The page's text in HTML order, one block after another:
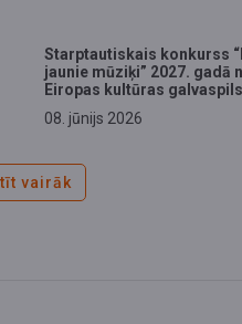
Starptautiskais konkurss
jaunie mūziķi” 2027. gadā
Eiropas kultūras
08. jūnijs 2026
vairāk